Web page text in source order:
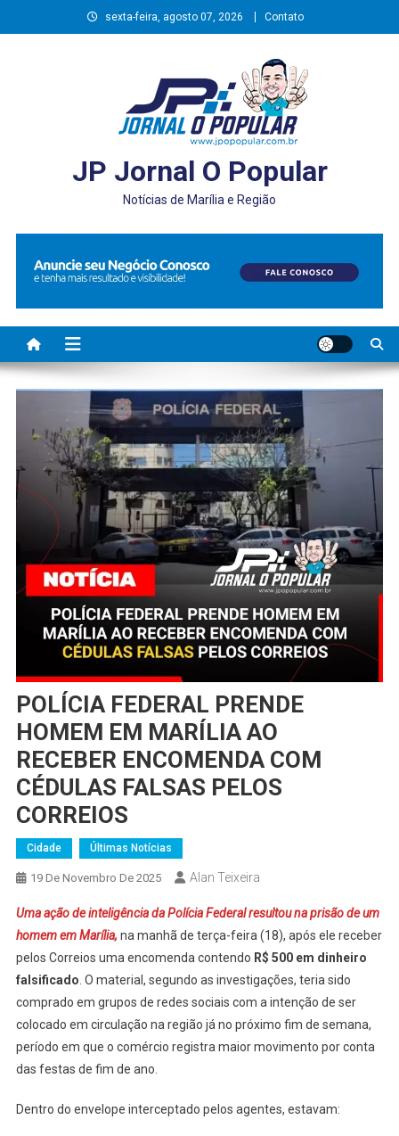
to
sexta-feira, agosto 07, 2026 Contato
JP Jornal O Popular
Notícias de Marília e Região
POLÍCIA FEDERAL PRENDE
HOMEM EM MARÍLIA AO
RECEBER ENCOMENDA COM
CÉDULAS FALSAS PELOS
CORREIOS
Cidade Últimas Notícias
19 De Novembro De 2025 Alan Teixeira
Uma ação de inteligência da Polícia Federal resultou na prisão de um
homem em Marília, na manhã de terça-feira (18), após ele receber
pelos Correios uma encomenda contendo R$ 500 em dinheiro
falsificado. O material, segundo as investigações, teria sido
comprado em grupos de redes sociais com a intenção de ser
colocado em circulação na região já no próximo fim de semana,
período em que o comércio registra maior movimento por conta
das festas de fim de ano.
Dentro do envelope interceptado pelos agentes, estavam: